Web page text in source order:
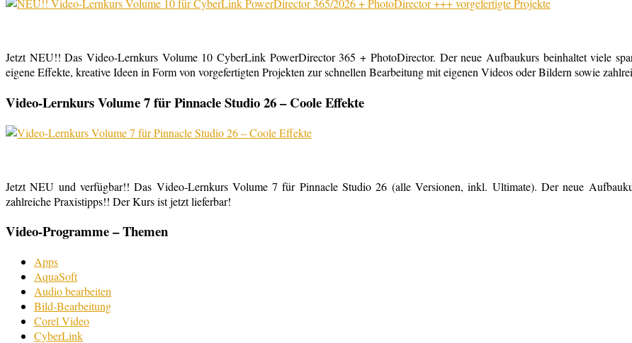
Jetzt NEU!! Das Video-Lernkurs Volume 10 CyberLink PowerDirector 365 + PhotoDirector. Der neue Aufbaukurs beinhaltet viele
eigene Effekte, kreative Ideen in Form von vorgefertigten Projekten zur schnellen Bearbeitung mit eigenen Videos oder Bildern sowie
Video-Lernkurs Volume 7 für Pinnacle Studio 26 – Coole Effekte
Jetzt NEU und verfügbar!! Das Video-Lernkurs Volume 7 für Pinnacle Studio 26 (alle Versionen, inkl. Ultimate). Der neue
zahlreiche Praxistipps!! Der Kurs ist jetzt lieferbar!
Video-Programme – Themen
Apps
AquaSoft
Audio bearbeiten
Bild-Bearbeitung
Corel Video
CyberLink